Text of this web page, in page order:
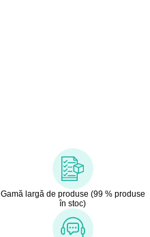
Gamă largă de produse (99 % produse
în stoc)